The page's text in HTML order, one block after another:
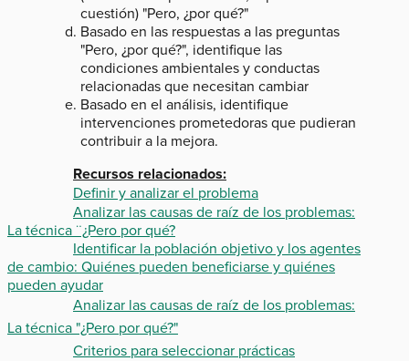
cuestión) "Pero, ¿por qué?"
Basado en las respuestas a las preguntas
"Pero, ¿por qué?", identifique las
condiciones ambientales y conductas
relacionadas que necesitan cambiar
Basado en el análisis, identifique
intervenciones prometedoras que pudieran
contribuir a la mejora.
Recursos relacionados:
Definir y analizar el problema
Analizar las causas de raíz de los problemas:
La técnica ¨¿Pero por qué?
Identificar la población objetivo y los agentes
de cambio: Quiénes pueden beneficiarse y quiénes
pueden ayudar
Analizar las causas de raíz de los problemas:
La técnica "¿Pero por qué?"
Criterios para seleccionar prácticas